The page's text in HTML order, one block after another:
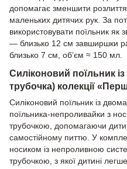
допомагає зменшити
маленьких дитячих рук. За
використовувати поїльник як
— близько 12 см завширшки
близько 7 см, об’єм ≈ 150 мл.
Силіконовий поїльник
трубочка) колекції
Силіконовий поїльник із
поїльника-непроливайки з
трубочкою, допомагаючи
самостійному питтю. У
носиком із непроливною
трубочкою, з якої дитині